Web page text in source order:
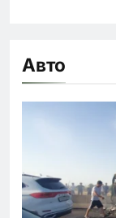
Авто